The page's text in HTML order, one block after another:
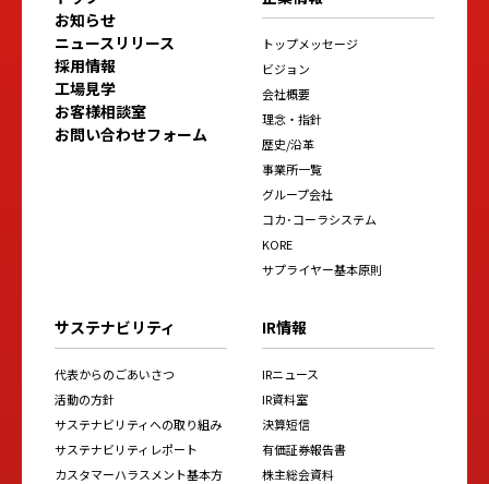
お知らせ
ニュースリリース
採用情報
工場見学
お客様相談室
お問い合わせフォーム
トップメッセージ
ビジョン
会社概要
理念・指針
歴史/沿革
事業所一覧
グループ会社
コカ･コーラシステム
KORE
サプライヤー基本原則
サステナビリティ
代表からのごあいさつ
活動の方針
サステナビリティへの取り組み
サステナビリティレポート
カスタマーハラスメント基本方
IR情報
IRニュース
IR資料室
決算短信
有価証券報告書
株主総会資料